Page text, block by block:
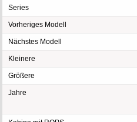
Series
Vorheriges Modell
Nächstes Modell
Kleinere
Größere
Jahre